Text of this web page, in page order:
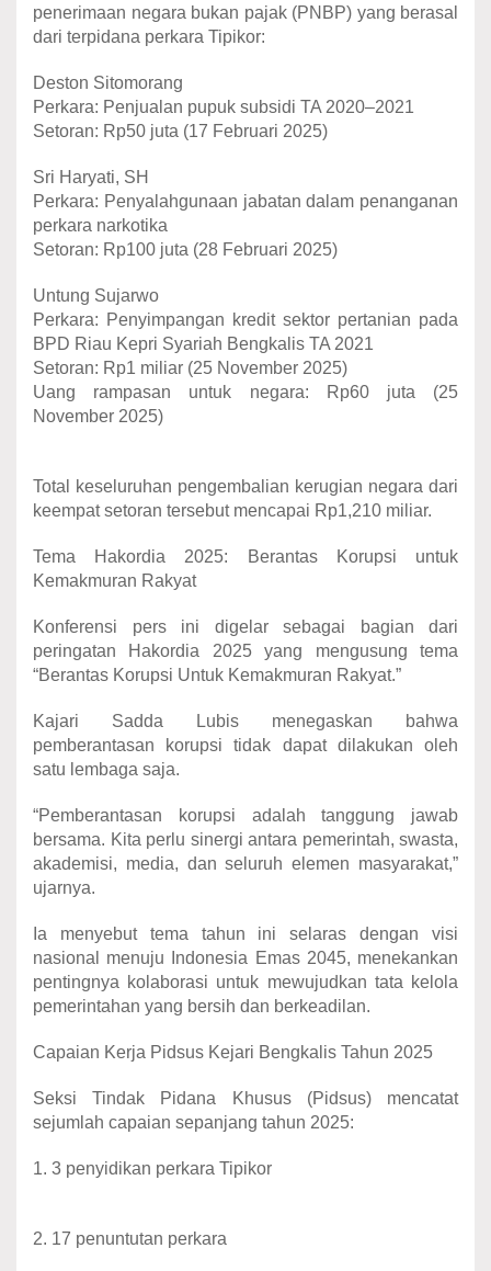
penerimaan negara bukan pajak (PNBP) yang berasal
dari terpidana perkara Tipikor:
Deston Sitomorang
Perkara: Penjualan pupuk subsidi TA 2020–2021
Setoran: Rp50 juta (17 Februari 2025)
Sri Haryati, SH
Perkara: Penyalahgunaan jabatan dalam penanganan
perkara narkotika
Setoran: Rp100 juta (28 Februari 2025)
Untung Sujarwo
Perkara: Penyimpangan kredit sektor pertanian pada
BPD Riau Kepri Syariah Bengkalis TA 2021
Setoran: Rp1 miliar (25 November 2025)
Uang rampasan untuk negara: Rp60 juta (25
November 2025)
Total keseluruhan pengembalian kerugian negara dari
keempat setoran tersebut mencapai Rp1,210 miliar.
Tema Hakordia 2025: Berantas Korupsi untuk
Kemakmuran Rakyat
Konferensi pers ini digelar sebagai bagian dari
peringatan Hakordia 2025 yang mengusung tema
“Berantas Korupsi Untuk Kemakmuran Rakyat.”
Kajari Sadda Lubis menegaskan bahwa
pemberantasan korupsi tidak dapat dilakukan oleh
satu lembaga saja.
“Pemberantasan korupsi adalah tanggung jawab
bersama. Kita perlu sinergi antara pemerintah, swasta,
akademisi, media, dan seluruh elemen masyarakat,”
ujarnya.
Ia menyebut tema tahun ini selaras dengan visi
nasional menuju Indonesia Emas 2045, menekankan
pentingnya kolaborasi untuk mewujudkan tata kelola
pemerintahan yang bersih dan berkeadilan.
Capaian Kerja Pidsus Kejari Bengkalis Tahun 2025
Seksi Tindak Pidana Khusus (Pidsus) mencatat
sejumlah capaian sepanjang tahun 2025:
1. 3 penyidikan perkara Tipikor
2. 17 penuntutan perkara